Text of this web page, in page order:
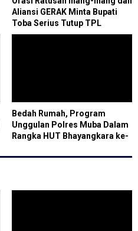
Aliansi GERAK Minta Bupati
Toba Serius Tutup TPL
Bedah Rumah, Program
Unggulan Polres Muba Dalam
Rangka HUT Bhayangkara ke-